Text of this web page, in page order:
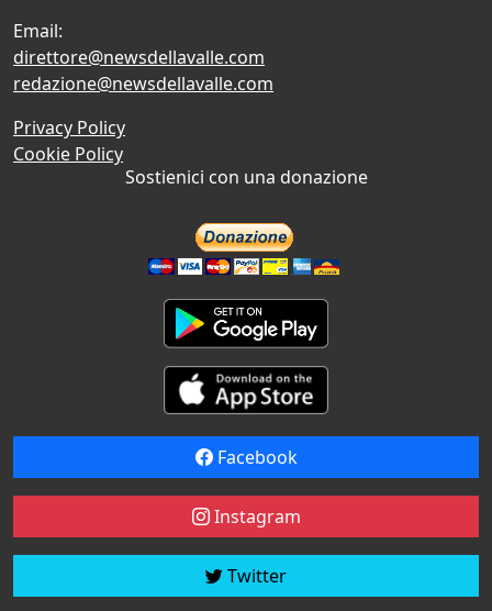
Email:
direttore@newsdellavalle.com
redazione@newsdellavalle.com
Privacy Policy
Cookie Policy
Sostienici con una donazione
Facebook
Instagram
Twitter